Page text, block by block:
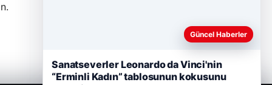
Güncel Haberler
Sanatseverler Leonardo da Vinci'nin
“Erminli Kadın” tablosunun kokusunu